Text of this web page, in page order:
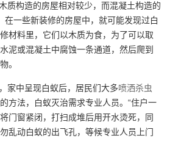
质构造的房屋相对较少，而混凝土构造的
在一些新装修的房屋中，就可能发现过白
材料里，它们以木质为食，为了可以取
泥或混凝土中腐蚀一条通道，然后爬到
。
家中呈现白蚁后，居民们大多喷洒杀虫
方法，白蚁灭治需求专业人员。“住户一
门窗紧闭，打扫成堆后用开水烫死，同
乱动白蚁的出飞孔，等候专业人员上门